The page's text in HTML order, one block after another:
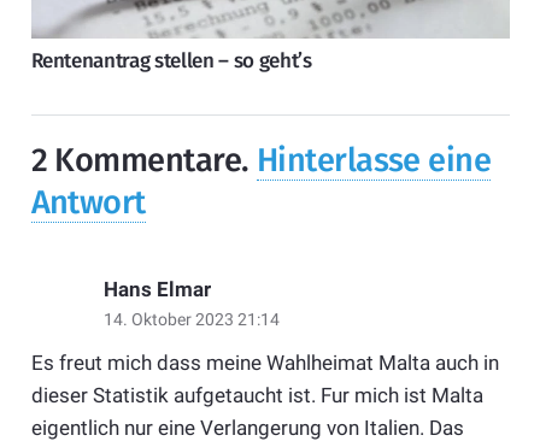
Rentenantrag stellen – so geht’s
2 Kommentare. Hinterlasse eine
Antwort
Hans Elmar
14. Oktober 2023 21:14
Es freut mich dass meine Wahlheimat Malta auch in
dieser Statistik aufgetaucht ist. Fur mich ist Malta
eigentlich nur eine Verlangerung von Italien. Das